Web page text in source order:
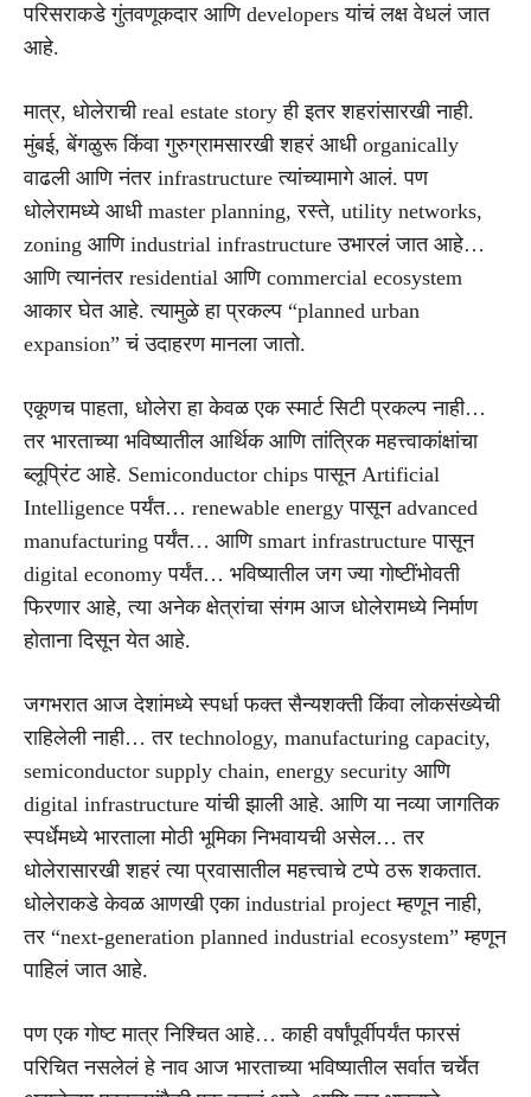
परिसराकडे गुंतवणूकदार आणि developers यांचं लक्ष वेधलं जात
आहे.
मात्र, धोलेराची real estate story ही इतर शहरांसारखी नाही.
मुंबई, बेंगळुरू किंवा गुरुग्रामसारखी शहरं आधी organically
वाढली आणि नंतर infrastructure त्यांच्यामागे आलं. पण
धोलेरामध्ये आधी master planning, रस्ते, utility networks,
zoning आणि industrial infrastructure उभारलं जात आहे…
आणि त्यानंतर residential आणि commercial ecosystem
आकार घेत आहे. त्यामुळे हा प्रकल्प “planned urban
expansion” चं उदाहरण मानला जातो.
एकूणच पाहता, धोलेरा हा केवळ एक स्मार्ट सिटी प्रकल्प नाही…
तर भारताच्या भविष्यातील आर्थिक आणि तांत्रिक महत्त्वाकांक्षांचा
ब्लूप्रिंट आहे. Semiconductor chips पासून Artificial
Intelligence पर्यंत… renewable energy पासून advanced
manufacturing पर्यंत… आणि smart infrastructure पासून
digital economy पर्यंत… भविष्यातील जग ज्या गोष्टींभोवती
फिरणार आहे, त्या अनेक क्षेत्रांचा संगम आज धोलेरामध्ये निर्माण
होताना दिसून येत आहे.
जगभरात आज देशांमध्ये स्पर्धा फक्त सैन्यशक्ती किंवा लोकसंख्येची
राहिलेली नाही… तर technology, manufacturing capacity,
semiconductor supply chain, energy security आणि
digital infrastructure यांची झाली आहे. आणि या नव्या जागतिक
स्पर्धेमध्ये भारताला मोठी भूमिका निभवायची असेल… तर
धोलेरासारखी शहरं त्या प्रवासातील महत्त्वाचे टप्पे ठरू शकतात.
धोलेराकडे केवळ आणखी एका industrial project म्हणून नाही,
तर “next-generation planned industrial ecosystem” म्हणून
पाहिलं जात आहे.
पण एक गोष्ट मात्र निश्चित आहे… काही वर्षांपूर्वीपर्यंत फारसं
परिचित नसलेलं हे नाव आज भारताच्या भविष्यातील सर्वात चर्चेत